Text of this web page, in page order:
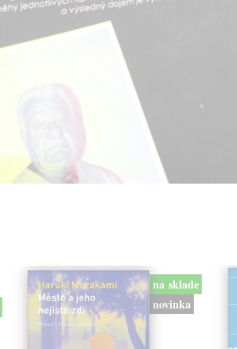
na sklade
novinka